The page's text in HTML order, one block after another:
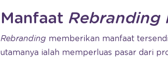
Manfaat Rebranding
Rebranding memberikan manfaat
utamanya ialah memperluas pasar dari